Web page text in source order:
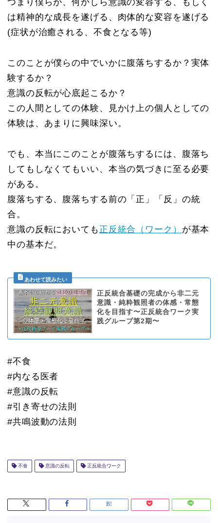
つまり僕らが、何かしら意識の変容する、もしく
は精神的な成長を遂げる、肉体的な変容を遂げる
(症状が治癒される、不食となる等)
このことが僕らの中でいかに腹落ちするか？実体
験するか？
意識の反転が心底起こるか？
この人間としての体験、見かけ上の個人としての
体験は、あまりに興味深い。
でも、本当にこのことが腹落ちするには、腹落ち
してもしなくてもいい、本当の気づきに至る必要
がある。
腹落ちする、腹落ちする前の「正」「反」の統
合。
意識の反転においても 正反統合（ワーク） が基本
中の基本だ。
正反統合基礎の完成から非二元
意識・純粋観照者の体感・常態
化を目指す〜正反統合ワーク実
践グループ第2期〜
#不食
#内なる医者
#意識の反転
#引き寄せの法則
#共鳴波動の法則
不食 意識の反転 正反統合ワーク